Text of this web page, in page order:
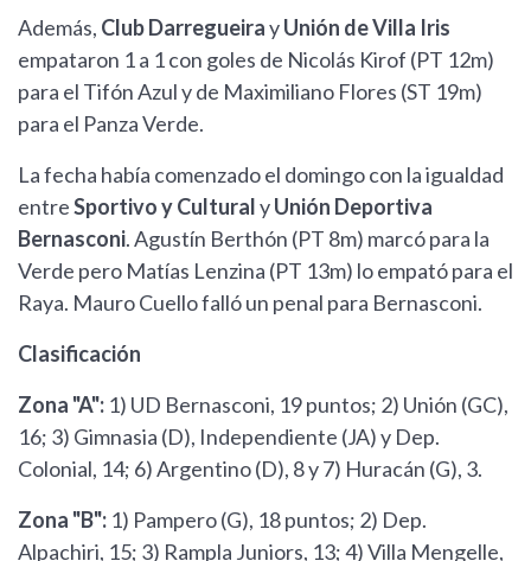
Además, Club DarregueirayUnión de Villa Iris
empataron 1 a 1 con goles de Nicolás Kirof (PT 12m)
para el Tifón Azul y de Maximiliano Flores (ST 19m)
para el Panza Verde.
La fecha había comenzado el domingo con la igualdad
entreSportivo y CulturalyUnión Deportiva
Bernasconi. Agustín Berthón (PT 8m) marcó para la
Verde pero Matías Lenzina (PT 13m) lo empató para el
Raya. Mauro Cuello falló un penal para Bernasconi.
Clasificación
Zona "A": 1) UD Bernasconi, 19 puntos; 2) Unión (GC),
16; 3) Gimnasia (D), Independiente (JA) y Dep.
Colonial, 14; 6) Argentino (D), 8 y 7) Huracán (G), 3.
Zona "B": 1) Pampero (G), 18 puntos; 2) Dep.
Alpachiri, 15; 3) Rampla Juniors, 13; 4) Villa Mengelle,